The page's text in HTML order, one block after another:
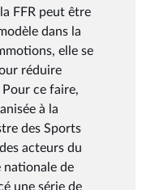
FFR peut être
dans la
elle se
réduire
ce faire,
à la
des Sports
acteurs du
nationale de
une série de